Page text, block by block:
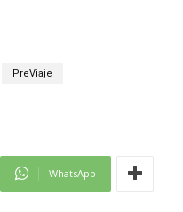
PreViaje
WhatsApp